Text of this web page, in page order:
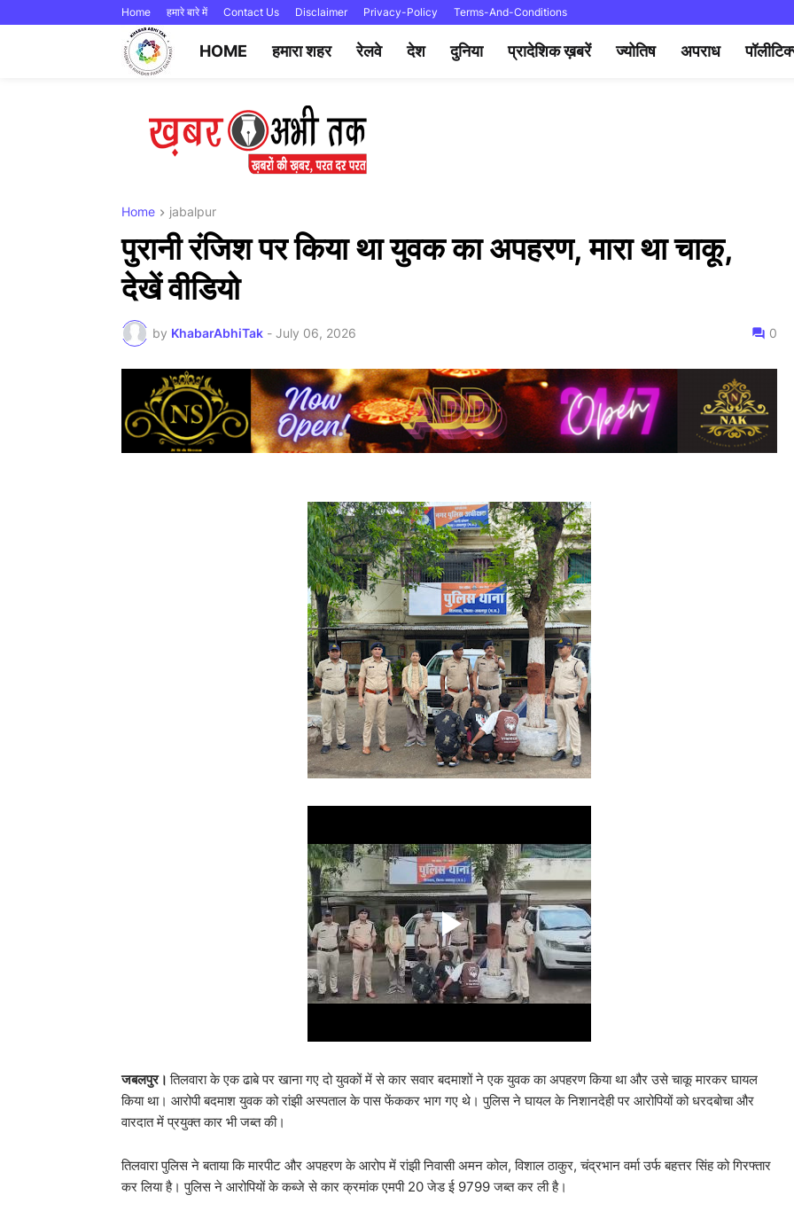
Home हमारे बारे में Contact Us Disclaimer Privacy-Policy Terms-And-Conditions
HOME हमारा शहर रेलवे देश दुनिया प्रादेशिक ख़बरें ज्योतिष अपराध
Home jabalpur
पुरानी रंजिश पर किया था युवक का अपहरण, मारा था चाकू,
देखें वीडियो
by KhabarAbhiTak - July 06, 2026 0
जबलपुर।तिलवारा के एक ढाबे पर खाना गए दो युवकों में से कार सवार बदमाशों ने एक युवक का अपहरण किया था और उसे चाकू मारकर घायल
किया था। आरोपी बदमाश युवक को रांझी अस्पताल के पास फेंककर भाग गए थे। पुलिस ने घायल के निशानदेही पर आरोपियों को धरदबोचा और
वारदात में प्रयुक्त कार भी जब्त की।
तिलवारा पुलिस ने बताया कि मारपीट और अपहरण के आरोप में रांझी निवासी अमन कोल, विशाल ठाकुर, चंद्रभान वर्मा उर्फ बहत्तर सिंह को गिरफ्तार
कर लिया है। पुलिस ने आरोपियों के कब्जे से कार क्रमांक एमपी 20 जेड ई 9799 जब्त कर ली है।